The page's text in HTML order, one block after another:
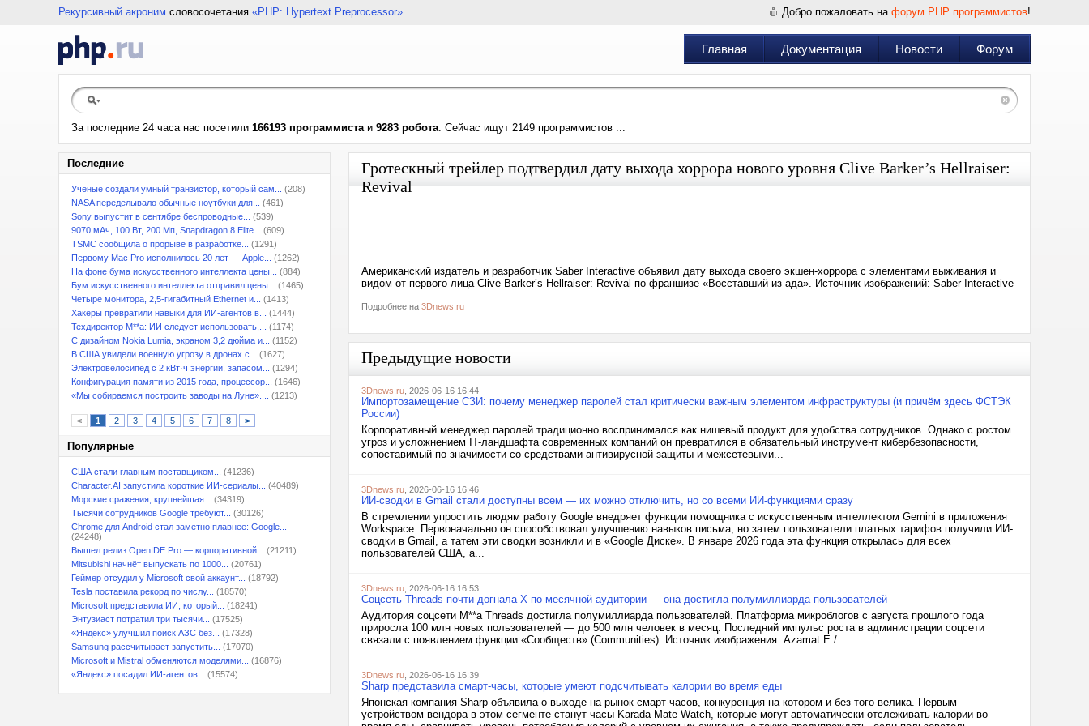
Рекурсивный акроним словосочетания «PHP: Hypertext Preprocessor» Добро пожаловать на форум PHP программистов!
Главная Документация Новости Форум
За последние 24 часа нас посетили 166193 программистаи 9283 робота. Сейчас ищут 2149 программистов ...
Последние
Ученые создали умный транзистор, который сам...
(208)
NASA переделывало обычные ноутбуки для...
(461)
Sony выпустит в сентябре беспроводные...
(539)
9070 мАч, 100 Вт, 200 Мп, Snapdragon 8 Elite...
(609)
TSMC сообщила о прорыве в разработке...
(1291)
Первому Mac Pro исполнилось 20 лет — Apple...
(1262)
На фоне бума искусственного интеллекта цены...
(884)
Бум искусственного интеллекта отправил цены...
(1465)
Четыре монитора, 2,5-гигабитный Ethernet и...
(1413)
Хакеры превратили навыки для ИИ-агентов в...
(1444)
Техдиректор M**a: ИИ следует использовать,...
(1174)
С дизайном Nokia Lumia, экраном 3,2 дюйма и...
(1152)
В США увидели военную угрозу в дронах с...
(1627)
Электровелосипед с 2 кВт·ч энергии, запасом...
(1294)
Конфигурация памяти из 2015 года, процессор...
(1646)
«Мы собираемся построить заводы на Луне»....
(1213)
< 1 2 3 4 5 6 7 8 >
Популярные
США стали главным поставщиком...
(41236)
Character.AI запустила короткие ИИ-сериалы...
(40489)
Морские сражения, крупнейшая...
(34319)
Тысячи сотрудников Google требуют...
(30126)
Chrome для Android стал заметно плавнее: Google...
(24248)
Вышел релиз OpenIDE Pro — корпоративной...
(21211)
Mitsubishi начнёт выпускать по 1000...
(20761)
Геймер отсудил у Microsoft свой аккаунт...
(18792)
Tesla поставила рекорд по числу...
(18570)
Microsoft представила ИИ, который...
(18241)
Энтузиаст потратил три тысячи...
(17525)
«Яндекс» улучшил поиск АЗС без...
(17328)
Samsung рассчитывает запустить...
(17070)
Microsoft и Mistral обменяются моделями...
(16876)
«Яндекс» посадил ИИ-агентов...
(15574)
Гротескный трейлер подтвердил дату выхода хоррора нового уровня Clive Barker’s Hellraiser:
Revival
Американский издатель и разработчик Saber Interactive объявил дату выхода своего экшен-хоррора с элементами выживания и
видом от первого лица Clive Barker’s Hellraiser: Revival по франшизе «Восставший из ада». Источник изображений: Saber Interactive
Подробнее на 3Dnews.ru
Предыдущие новости
3Dnews.ru , 2026-06-16 16:44
Импортозамещение СЗИ: почему менеджер паролей стал критически важным элементом инфраструктуры (и причём здесь ФСТЭК
России)
Корпоративный менеджер паролей традиционно воспринимался как нишевый продукт для удобства сотрудников. Однако с ростом
угроз и усложнением IT-ландшафта современных компаний он превратился в обязательный инструмент кибербезопасности,
сопоставимый по значимости со средствами антивирусной защиты и межсетевыми...
3Dnews.ru , 2026-06-16 16:46
ИИ-сводки в Gmail стали доступны всем — их можно отключить, но со всеми ИИ-функциями сразу
В стремлении упростить людям работу Google внедряет функции помощника с искусственным интеллектом Gemini в приложения
Workspace. Первоначально он способствовал улучшению навыков письма, но затем пользователи платных тарифов получили ИИ-
сводки в Gmail, а татем эти сводки возникли и в «Google Диске». В январе 2026 года эта функция открылась для всех
пользователей США, а...
3Dnews.ru , 2026-06-16 16:53
Соцсеть Threads почти догнала X по месячной аудитории — она достигла полумиллиарда пользователей
Аудитория соцсети M**a Threads достигла полумиллиарда пользователей. Платформа микроблогов с августа прошлого года
приросла 100 млн новых пользователей — до 500 млн человек в месяц. Последний импульс роста в администрации соцсети
связали с появлением функции «Сообществ» (Communities). Источник изображения: Azamat E /...
3Dnews.ru , 2026-06-16 16:39
Sharp представила смарт-часы, которые умеют подсчитывать калории во время еды
Японская компания Sharp объявила о выходе на рынок смарт-часов, конкуренция на котором и без того велика. Первым
устройством вендора в этом сегменте станут часы Karada Mate Watch, которые могут автоматически отслеживать калории во